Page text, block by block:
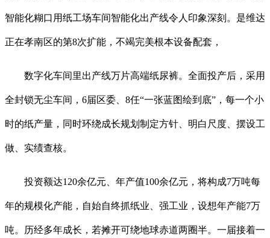
智能化糊口用纸工场车间智能化出产线令人印象深刻。是维达
正在孝南区的第8次扩能，不竭完美根本设备配套，
数字化车间里出产线万片高端纸尿裤。全面投产后，采用
全封锁无尘车间，6届区委、8任“一张蓝图绘到底”，每一个小
时的纸产量，同时环绕成长规划制定方针、明白尺度、摆设工
做、实绩查核。
投资额达120余亿元、年产值100余亿元，将构成7万吨每
年的规模化产能，自始自终抓纸业、强工业，设想年产能7万
吨。历经多年成长，若摊开可绕地球赤道两圈半。一届接着一